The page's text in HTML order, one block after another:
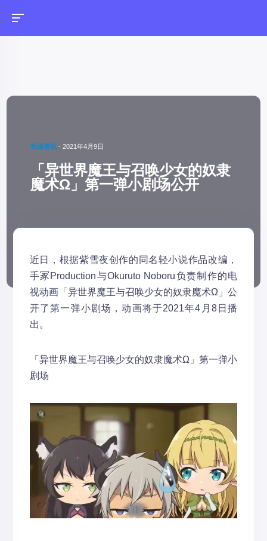
动画资讯 -2021年4月9日
「异世界魔王与召唤少女的奴隶
魔术Ω」第一弹小剧场公开
近日，根据紫雪夜创作的同名轻小说作品改编，
手冢Production与Okuruto Noboru负责制作的电
视动画「异世界魔王与召唤少女的奴隶魔术Ω」公
开了第一弹小剧场，动画将于2021年4月8日播
出。
「异世界魔王与召唤少女的奴隶魔术Ω」第一弹小
剧场